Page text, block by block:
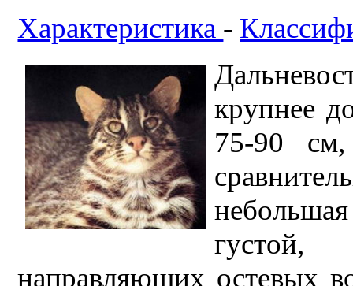
Характеристика -
крупнее
75-90
направляющих остевых